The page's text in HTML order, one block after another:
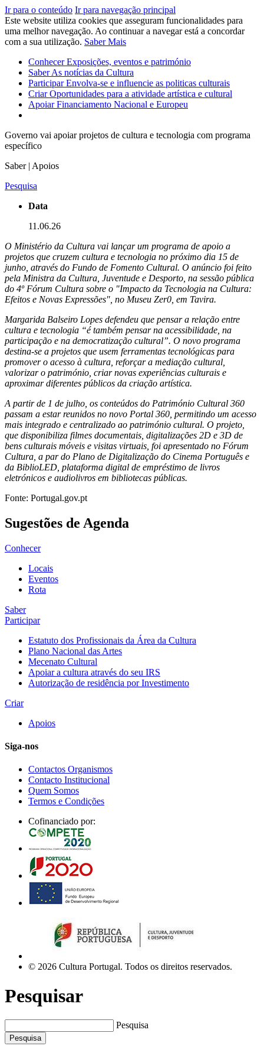
Ir para o conteúdo Ir para navegação principal
Este website utiliza cookies que asseguram funcionalidades para
uma melhor navegação. Ao continuar a navegar está a concordar
com a sua utilização. Saber Mais
ConhecerExposições, eventos e património
SaberAs notícias da Cultura
ParticiparEnvolva-se e influencie as politicas culturais
CriarOportunidades para a atividade artística e cultural
ApoiarFinanciamento Nacional e Europeu
Governo vai apoiar projetos de cultura e tecnologia com programa
específico
Saber | Apoios
Pesquisa
Data
11.06.26
O Ministério da Cultura vai lançar um programa de apoio a
projetos que cruzem cultura e tecnologia no próximo dia 15 de
junho, através do Fundo de Fomento Cultural. O anúncio foi feito
pela Ministra da Cultura, Juventude e Desporto, na sessão pública
do 4º Fórum Cultura sobre o "Impacto da Tecnologia na Cultura:
Efeitos e Novas Expressões", no Museu Zer0, em Tavira.
Margarida Balseiro Lopes defendeu que pensar a relação entre
cultura e tecnologia “é também pensar na acessibilidade, na
participação e na democratização cultural”. O novo programa
destina-se a projetos que usem ferramentas tecnológicas para
promover o acesso à cultura, reforçar a mediação cultural,
valorizar o património, criar novas experiências culturais e
aproximar diferentes públicos da criação artística.
A partir de 1 de julho, os conteúdos do Património Cultural 360
passam a estar reunidos no novo Portal 360, permitindo um acesso
mais integrado e centralizado ao património cultural. O projeto,
que disponibiliza filmes documentais, digitalizações 2D e 3D de
bens culturais móveis e visitas virtuais, foi apresentado no Fórum
Cultura, a par do Plano de Digitalização do Cinema Português e
da BiblioLED, plataforma digital de empréstimo de livros
eletrónicos e audiolivros em bibliotecas públicas.
Fonte: Portugal.gov.pt
Sugestões de Agenda
Conhecer
Locais
Eventos
Rota
Saber
Participar
Estatuto dos Profissionais da Área da Cultura
Plano Nacional das Artes
Mecenato Cultural
Apoiar a cultura através do seu IRS
Autorização de residência por Investimento
Criar
Apoios
Siga-nos
Contactos Organismos
Contacto Institucional
Quem Somos
Termos e Condições
Cofinanciado por:
© 2026 Cultura Portugal. Todos os direitos reservados.
Pesquisar
Pesquisa
Pesquisa